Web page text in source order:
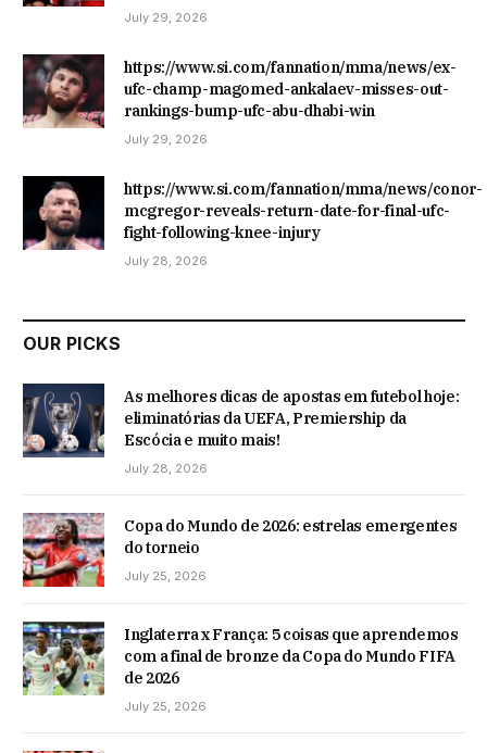
July 29, 2026
https://www.si.com/fannation/mma/news/ex-
ufc-champ-magomed-ankalaev-misses-out-
rankings-bump-ufc-abu-dhabi-win
July 29, 2026
https://www.si.com/fannation/mma/news/conor-
mcgregor-reveals-return-date-for-final-ufc-
fight-following-knee-injury
July 28, 2026
OUR PICKS
As melhores dicas de apostas em futebol hoje:
eliminatórias da UEFA, Premiership da
Escócia e muito mais!
July 28, 2026
Copa do Mundo de 2026: estrelas emergentes
do torneio
July 25, 2026
Inglaterra x França: 5 coisas que aprendemos
com a final de bronze da Copa do Mundo FIFA
de 2026
July 25, 2026